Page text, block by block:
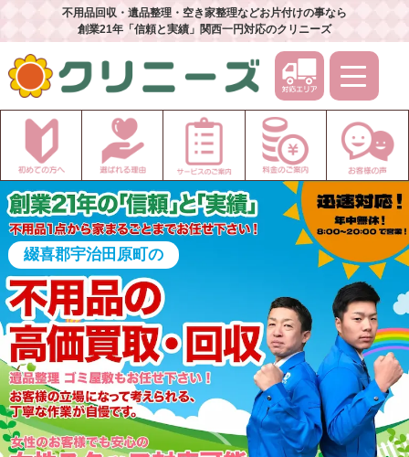
不用品回収・遺品整理・空き家整理などお片付けの事なら
創業21年「信頼と実績」関西一円対応のクリニーズ
綴喜郡宇治田原町の